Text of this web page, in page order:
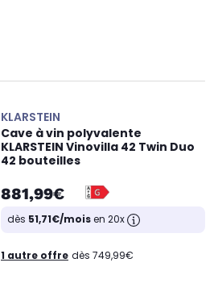
KLARSTEIN
Cave à vin polyvalente
KLARSTEIN Vinovilla 42 Twin Duo
42 bouteilles
881,99€
dès 51,71€/moisen 20x
1 autre offre dès 749,99€